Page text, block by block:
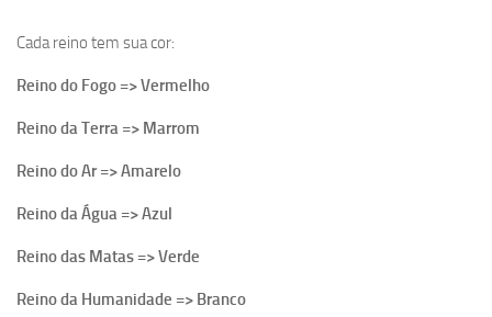
Cada reino tem sua cor:
Reino do Fogo => Vermelho
Reino da Terra => Marrom
Reino do Ar => Amarelo
Reino da Água => Azul
Reino das Matas => Verde
Reino da Humanidade => Branco